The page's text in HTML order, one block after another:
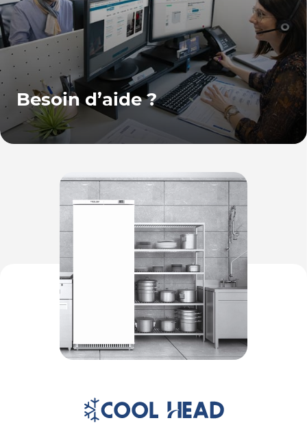
Besoin d’aide ?